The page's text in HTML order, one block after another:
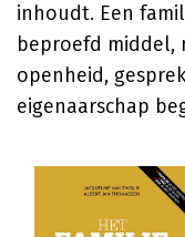
inhoudt. Een
beproefd middel,
openheid,
eigenaarschap